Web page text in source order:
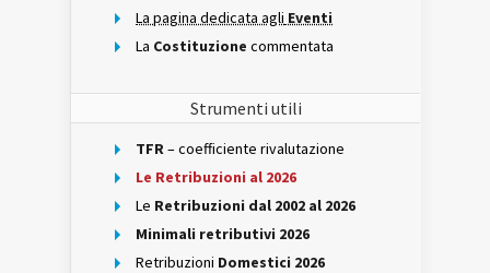
La pagina dedicata agli Eventi
La Costituzione commentata
Strumenti utili
TFR– coefficiente rivalutazione
Le Retribuzioni al 2026
Le Retribuzioni dal 2002 al 2026
Minimali retributivi 2026
Retribuzioni Domestici 2026